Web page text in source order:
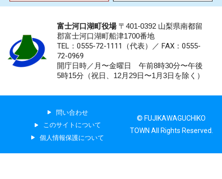
富士河口湖町役場〒401-0392 山梨県南都留
郡富士河口湖町船津1700番地
TEL：0555-72-1111 （代表）／ FAX：0555-
72-0969
開庁日時／月〜金曜日 午前8時30分〜午後
5時15分（祝日、12月29日〜1月3日を除く）
問い合わせ
このサイトについて
個人情報保護について
© FUJIKAWAGUCHIKO
TOWN All Rights Reserved.